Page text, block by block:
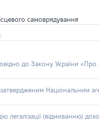
самоврядування
до Закону України «Про
Національним
легалізації (відмиванню)